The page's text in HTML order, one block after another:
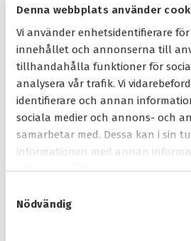
Denna webbplats använder
Vi använder enhetsidentifierare
innehållet och annonserna till
tillhandahålla funktioner för
analysera vår trafik. Vi
identifierare och annan
sociala medier och annons- och
samarbetar med. Dessa kan i sin
informationen med annan
tillhandahållit eller som de har
Nödvändig
mellan våningsplanen och
upp till sovrummet på egen
med sin arbetsterapeut får
styrker behovet av en
ansöker om
kommunen och får bidrag för
trapphiss som gör att hon
Det här är ett typiskt
åtgärd där hissen direkt
Så går processen